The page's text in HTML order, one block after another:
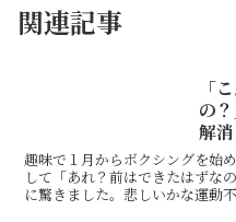
関連記事
「
の
解
趣味で１月からボクシングを始
して「あれ？前はできたはずな
に驚きました。悲しいかな運動